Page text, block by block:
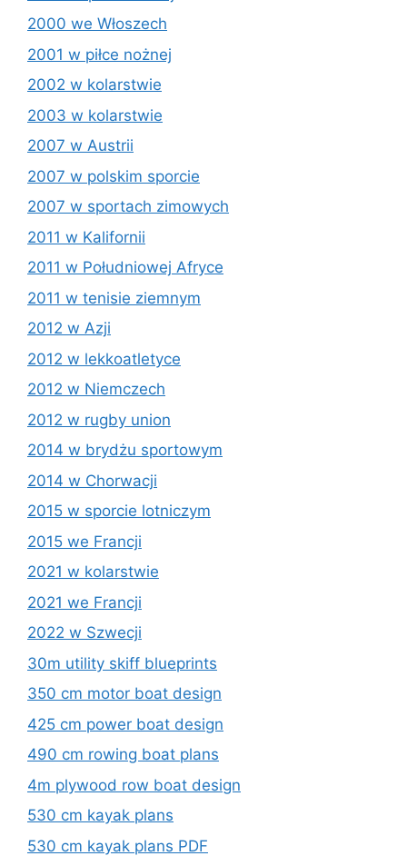
2000 we Włoszech
2001 w piłce nożnej
2002 w kolarstwie
2003 w kolarstwie
2007 w Austrii
2007 w polskim sporcie
2007 w sportach zimowych
2011 w Kalifornii
2011 w Południowej Afryce
2011 w tenisie ziemnym
2012 w Azji
2012 w lekkoatletyce
2012 w Niemczech
2012 w rugby union
2014 w brydżu sportowym
2014 w Chorwacji
2015 w sporcie lotniczym
2015 we Francji
2021 w kolarstwie
2021 we Francji
2022 w Szwecji
30m utility skiff blueprints
350 cm motor boat design
425 cm power boat design
490 cm rowing boat plans
4m plywood row boat design
530 cm kayak plans
530 cm kayak plans PDF